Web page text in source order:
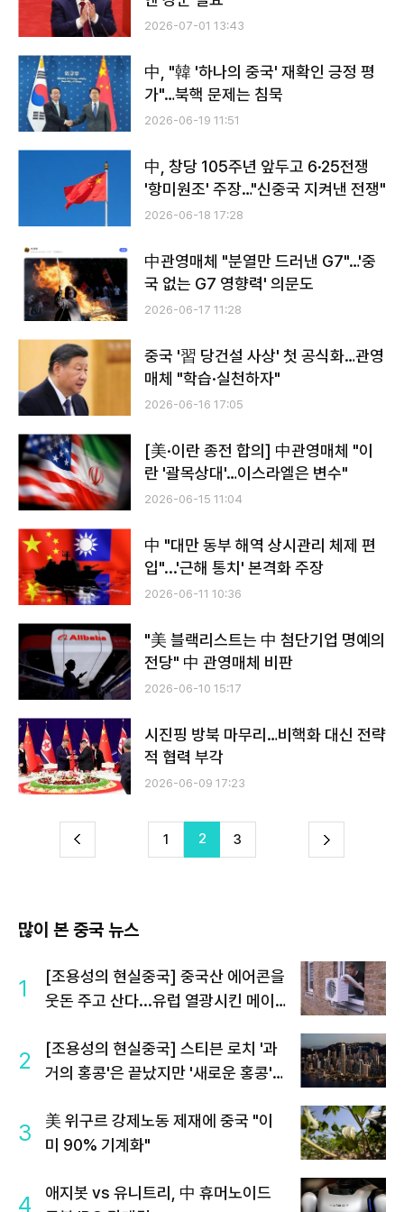
2026-07-01 13:43
中, "韓 '하나의 중국' 재확인 긍정 평
가"…북핵 문제는 침묵
2026-06-19 11:51
中, 창당 105주년 앞두고 6·25전쟁
'항미원조' 주장…"신중국 지켜낸 전쟁"
2026-06-18 17:28
中관영매체 "분열만 드러낸 G7"…'중
국 없는 G7 영향력' 의문도
2026-06-17 11:28
중국 '習 당건설 사상' 첫 공식화…관영
매체 "학습·실천하자"
2026-06-16 17:05
[美·이란 종전 합의] 中관영매체 "이
란 '괄목상대'…이스라엘은 변수"
2026-06-15 11:04
中 "대만 동부 해역 상시관리 체제 편
입"...'근해 통치' 본격화 주장
2026-06-11 10:36
"美 블랙리스트는 中 첨단기업 명예의
전당" 中 관영매체 비판
2026-06-10 15:17
시진핑 방북 마무리…비핵화 대신 전략
적 협력 부각
2026-06-09 17:23
이 1 2 3 다
많이 본 중국 뉴스
1
[조용성의 현실중국] 중국산 에어콘을
웃돈 주고 산다...유럽 열광시킨 메이
2
[조용성의 현실중국] 스티븐 로치 '과
거의 홍콩'은 끝났지만 '새로운 홍콩'은
3
美 위구르 강제노동 제재에 중국 "이
미 90% 기계화"
4
애지봇 vs 유니트리, 中 휴머노이드